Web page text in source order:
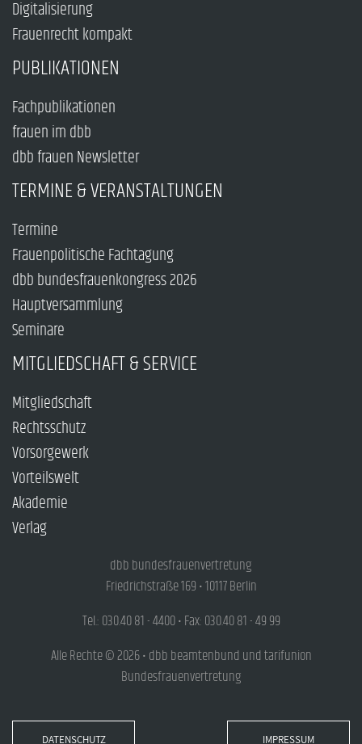
Digitalisierung
Frauenrecht kompakt
PUBLIKATIONEN
Fachpublikationen
frauen im dbb
dbb frauen Newsletter
TERMINE & VERANSTALTUNGEN
Termine
Frauenpolitische Fachtagung
dbb bundesfrauenkongress 2026
Hauptversammlung
Seminare
MITGLIEDSCHAFT & SERVICE
Mitgliedschaft
Rechtsschutz
Vorsorgewerk
Vorteilswelt
Akademie
Verlag
dbb bundesfrauenvertretung
Friedrichstraße 169 • 10117 Berlin
Tel.: 030.40 81 - 4400 • Fax: 030.40 81 - 49 99
Alle Rechte © 2026 • dbb beamtenbund und tarifunion
Bundesfrauenvertretung
DATENSCHUTZ IMPRESSUM